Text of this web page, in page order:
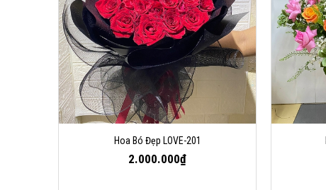
Hoa Bó Đẹp LOVE-201
2.000.000₫